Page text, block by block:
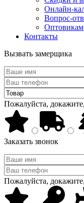
Онлайн-
Вопрос-
Оптовикам
Контакты
Вызвать замерщика
Пожалуйста,
Заказать звонок
Пожалуйста,